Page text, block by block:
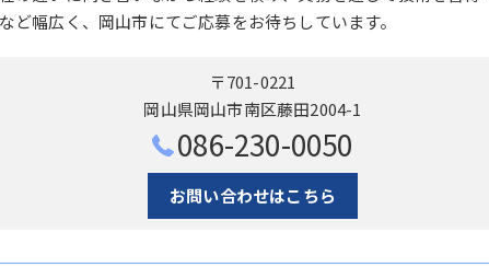
ど幅広く、岡山市にてご応募をお待ちしています。
〒701-0221
岡山県岡山市南区藤田2004-1
086-230-0050
お問い合わせはこちら